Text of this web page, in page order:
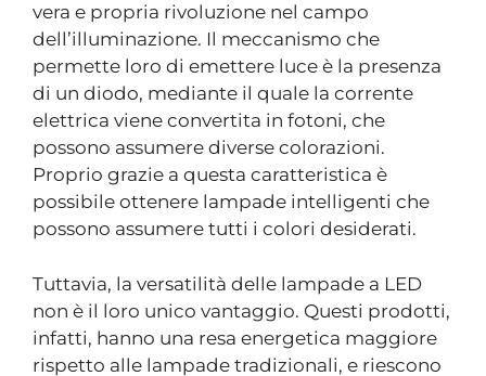
vera e propria rivoluzione nel campo
dell’illuminazione. Il meccanismo che
permette loro di emettere luce è la presenza
di un diodo, mediante il quale la corrente
elettrica viene convertita in fotoni, che
possono assumere diverse colorazioni.
Proprio grazie a questa caratteristica è
possibile ottenere lampade intelligenti che
possono assumere tutti i colori desiderati.
Tuttavia, la versatilità delle lampade a LED
non è il loro unico vantaggio. Questi prodotti,
infatti, hanno una resa energetica maggiore
rispetto alle lampade tradizionali, e riescono